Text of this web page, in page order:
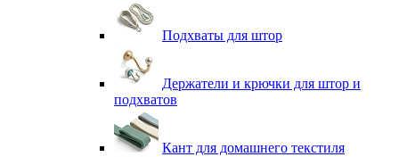
Подхваты для штор
Держатели и крючки для штор и
подхватов
Кант для домашнего текстиля